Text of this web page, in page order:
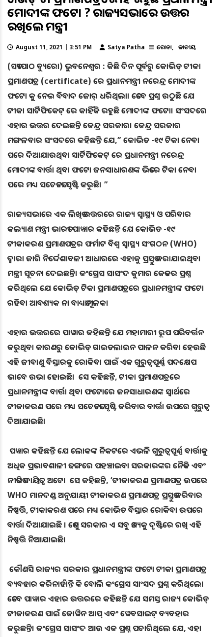
ମୋଦୀଙ୍କ ଫଟୋ ? ରାଜ୍ୟସଭାରେ ଉତ୍ତର
ରଖିଲେ ମନ୍ତ୍ରୀ
August 11, 2021 | 3:51 PM Satya Patha କରୋନା ଜାତୀୟ
(ସତ୍ୟପାଠ ବ୍ୟୁରୋ) ଭୁବନେଶ୍ବର : କିଛି ଦିନ ପୂର୍ବରୁ କୋଭିଡ୍ ଟୀକା
ପ୍ରମାଣପତ୍ର (certificate) ରେ ପ୍ରଧାନମନ୍ତ୍ରୀ ନରେନ୍ଦ୍ର ମୋଦୀଙ୍କ
ଫଟୋ କୁ ନେଇ ବିବାଦ ଜୋର୍ ଧରିଥିଲା। ତେବେ ପ୍ରଶ୍ନ ଉଠୁଛି ଯେ
ଟୀକା ସାର୍ଟିଫିକେଟ୍ ରେ କାହିଁକି ରହୁଛି ମୋଦୀଙ୍କ ଫଟୋ। ସଂସଦରେ
ଏହାର ଉତ୍ତର ଦେଇଛନ୍ତି କେନ୍ଦ୍ର ସରକାର। କେନ୍ଦ୍ର ସରକାର
ମଙ୍ଗଳବାର ସଂସଦରେ କହିଛନ୍ତି ଯେ,” କୋଭିଡ -୧୯ ଟିକା ନେବା
ପରେ ଦିଆଯାଉଥିବା ସାର୍ଟିଫିକେଟ୍ ରେ ପ୍ରଧାନମନ୍ତ୍ରୀ ନରେନ୍ଦ୍ର
ମୋଦୀଙ୍କ ବାର୍ତ୍ତା ଥିବା ଫଟୋ ଜନସାଧାରଣଙ୍କ ଭିତରେ ଟିକା ନେବା
ପରେ ମଧ୍ୟ ସଚେତନତା ସୃଷ୍ଟି କରୁଛି। ”
ରାଜ୍ୟସଭାରେ ଏକ ଲିଖିତ ଉତ୍ତରରେ ରାଜ୍ୟ ସ୍ୱାସ୍ଥ୍ୟ ଓ ପରିବାର
କଲ୍ୟାଣ ମନ୍ତ୍ରୀ ଭାରତୀ ପାୱାର କହିଛନ୍ତି ଯେ କୋଭିଡ -୧୯
ଟୀକାକରଣ ପ୍ରମାଣପତ୍ରର ଫର୍ମାଟ ବିଶ୍ୱ ସ୍ୱାସ୍ଥ୍ୟ ସଂଗଠନ (WHO)
ଦ୍ବାରା ଜାରି ନିର୍ଦ୍ଦେଶାବଳୀ ଆଧାରରେ ଏହାକୁ ପ୍ରସ୍ତୁତ କରାଯାଇଥିବା
ମନ୍ତ୍ରୀ ସୂଚନା ଦେଇଛନ୍ତି। କଂଗ୍ରେସ ସାସଂଦ କୁମାର କେତକର ପ୍ରଶ୍ନ
କରିଥିଲେ ଯେ କୋଭିଡ୍ ଟିକା ପ୍ରମାଣପତ୍ରରେ ପ୍ରଧାନମନ୍ତ୍ରୀଙ୍କ ଫଟୋ
ରହିବା ଆବଶ୍ୟକ ନା ବାଧ୍ୟତାମୂଳକ।
ଏହାର ଉତ୍ତରରେ ପାୱାର କହିଛନ୍ତି ଯେ ମହାମାରୀ ରୂପ ପରିବର୍ତ୍ତନ
କରୁଥିବା କାରଣରୁ କୋଭିଡ୍ ଗାଇଡଲାଇନ ପାଳନ କରିବା ହେଉଛି
ଏହି ଜୀବାଣୁ ବିସ୍ତାରକୁ ରୋକିବା ପାଇଁ ଏକ ଗୁରୁତ୍ୱପୂର୍ଣ୍ଣ ପଦକ୍ଷେପ
ଭାବେ ଉଭା ହୋଇଛି। ସେ କହିଛନ୍ତି, ଟୀକା ପ୍ରମାଣପତ୍ରରେ
ପ୍ରଧାନମନ୍ତ୍ରୀଙ୍କ ବାର୍ତ୍ତା ଥିବା ଫଟୋରେ ଜନସାଧାରଣଙ୍କ ସ୍ୱାର୍ଥରେ
ଟୀକାକରଣ ପରେ ମଧ୍ୟ ସଚେତନତା ସୃଷ୍ଟି କରିବାର ବାର୍ତ୍ତା ଉପରେ ଗୁରୁତ୍ୱ
ଦିଆଯାଇଛି।
ପୱାର କହିଛନ୍ତି ଯେ ଲୋକଙ୍କ ନିକଟରେ ଏଭଳି ଗୁରୁତ୍ୱପୂର୍ଣ୍ଣ ବାର୍ତ୍ତାକୁ
ଅଧିକ ପ୍ରଭାବଶାଳୀ ଢଙ୍ଗରେ ପହଞ୍ଚାଇବା ସରକାରଙ୍କର ନୈତିକ ଏବଂ
ନୀତିଗତ ଦାୟିତ୍ବ ଅଟେ। ସେ କହିଛନ୍ତି, ‘ଟୀକାକରଣ ପ୍ରମାଣପତ୍ର ଉପରେ
WHO ମାନଦଣ୍ଡ ଅନୁଯାୟୀ ଟୀକାକରଣ ପ୍ରମାଣପତ୍ର ପ୍ରସ୍ତୁତ କରିବାର
ନିଷ୍ପତ୍ତି, ଟୀକାକରଣ ପରେ ମଧ୍ୟ କୋଭିଡ ବିସ୍ତାର ରୋକିବା ଉପରେ
ବାର୍ତ୍ତା ଦିଆଯାଇଛି । ତେଣୁ ସରକାର ଏ ସବୁ ତଥ୍ୟକୁ ଦୃଷ୍ଟିରେ ରଖି ଏହି
ନିଷ୍ପତ୍ତି ନିଆଯାଇଛି।
କୌଣସି ରାଜ୍ୟର ସରକାର ପ୍ରଧାନମନ୍ତ୍ରୀଙ୍କ ଫଟୋ ଟୀକା ପ୍ରମାଣପତ୍ର
ବ୍ୟବହାର କରିନାହାଁନ୍ତି କି ବୋଲି କଂଗ୍ରେସ ସାଂସଦ ପ୍ରଶ୍ନ କରିଥିଲେ।
ତେବେ ପାୱାର ଏହାର ଉତ୍ତରରେ କହିଛନ୍ତି ଯେ ସମସ୍ତ ରାଜ୍ୟ କୋଭିଡ୍
ଟୀକାକରଣ ପାଇଁ କୋୱିନ ଆପ୍ ଏବଂ ୱେବସାଇଟ୍ ବ୍ୟବହାର
କରୁଛନ୍ତି। କଂଗ୍ରେସ ସାସଂଦ ଆଉ ଏକ ପ୍ରଶ୍ନ ପଚାରିଥିଲେ ଯେ, ଏହା